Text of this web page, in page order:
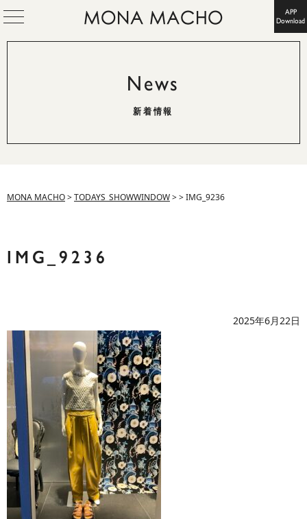
APP
Download
News
新着情報
MONA MACHO>TODAYS_SHOWWINDOW>>IMG_9236
IMG_9236
2025年6月22日